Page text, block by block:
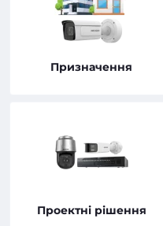
Призначення
Проектні рішення